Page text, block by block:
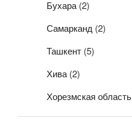
Бухара(2)
Самарканд (2)
Ташкент (5)
Хива(2)
Хорезмская область